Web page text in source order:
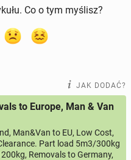
Co o tym myślisz?
JAK DODAĆ?
to Europe, Man & Van
Man&Van to EU, Low Cost,
Part load 5m3/300kg
Removals to Germany,